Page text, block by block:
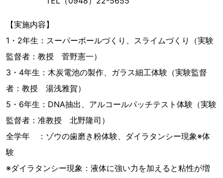
【実施内容】
1・2年生：スーパーボールづくり、スライムづくり（実験
監督者：教授 菅野憲一）
3・4年生：木炭電池の製作、ガラス細工体験（実験監督
者：教授 湯浅雅賀）
5・6年生：DNA抽出、アルコールパッチテスト体験（実験
監督者：准教授 北野隆司）
全学年 ：ゾウの歯磨き粉体験、ダイラタンシー現象※体
験
※ダイラタンシー現象：液体に強い力を加えると粘性が増